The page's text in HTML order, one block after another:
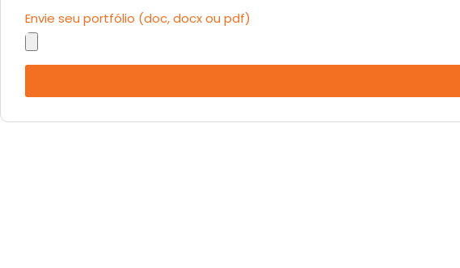
Envie seu portfólio (doc, docx ou pdf)